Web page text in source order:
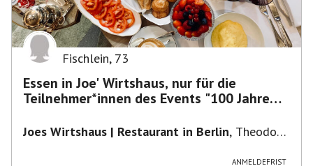
Fischlein, 73
Essen in Joe' Wirtshaus, nur für die
Teilnehmer*innen des Events "100 Jahre
Joes Wirtshaus | Restaurant in Berlin, Theodor-
ANMELDEFRIST